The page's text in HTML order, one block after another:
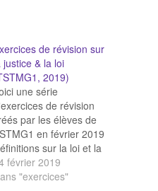
de révision sur
justice & la loi
2019)
une série
de révision
par les élèves de
en février 2019
sur la loi et la
Texte à trous :
& loi Mots mêlés
février 2019
"exercices"